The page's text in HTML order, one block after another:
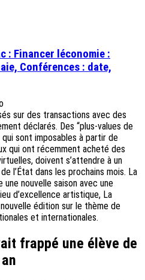
: Financer léconomie :
Conférences : date,
sur des transactions avec des
déclarés. Des “plus-values de
qui sont imposables à partir de
qui ont récemment acheté des
doivent s’attendre à un
l’État dans les prochains mois. La
une nouvelle saison avec une
d’excellence artistique, La
édition sur le thème de
et internationales.
frappé une élève de